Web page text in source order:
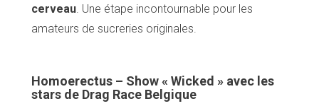
cerveau. Une étape incontournable pour les
amateurs de sucreries originales.
Homoerectus – Show « Wicked » avec les
stars de Drag Race Belgique